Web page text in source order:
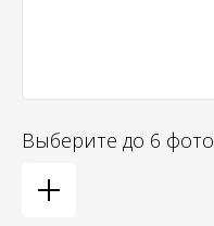
Выберите до 6 фото